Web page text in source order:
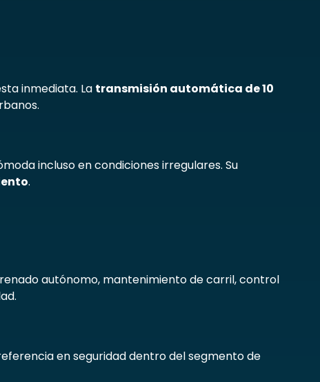
inmediata. La transmisión automática de 10
incluso en condiciones irregulares. Su
.
autónomo, mantenimiento de carril, control
en seguridad dentro del segmento de